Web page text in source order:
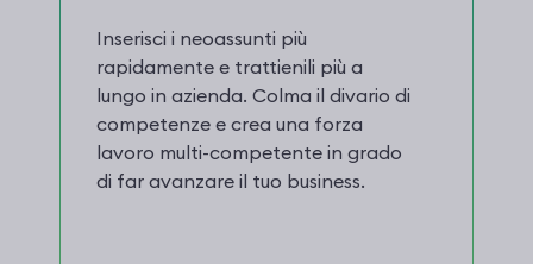
Inserisci i neoassunti più
rapidamente e trattienili più a
lungo in azienda. Colma il divario di
competenze e crea una forza
lavoro multi-competente in grado
di far avanzare il tuo business.